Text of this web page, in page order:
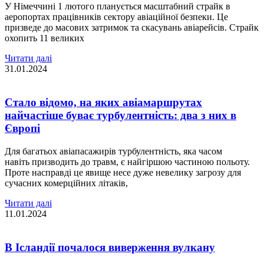
У Німеччині 1 лютого планується масштабний страйк в
аеропортах працівників сектору авіаційної безпеки. Це
призведе до масових затримок та скасувань авіарейсів. Страйк
охопить 11 великих
Читати далі
31.01.2024
Стало відомо, на яких авіамаршрутах
найчастіше буває турбулентність: два з них в
Європі
Для багатьох авіапасажирів турбулентність, яка часом
навіть призводить до травм, є найгіршою частиною польоту.
Проте насправді це явище несе дуже невелику загрозу для
сучасних комерційних літаків,
Читати далі
11.01.2024
В Ісландії почалося виверження вулкану